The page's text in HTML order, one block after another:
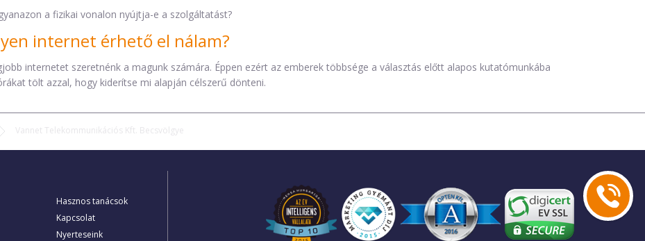
a fizikai vonalon nyújtja-e a szolgáltatást?
internet érhető el nálam?
internetet szeretnénk a magunk számára. Éppen ezért az emberek többsége a választás előtt alapos kutatómunkába
tölt azzal, hogy kiderítse mi alapján célszerű dönteni.
Vannet Telekommunikációs Kft. Becsvölgye
Hasznos tanácsok
Kapcsolat
Nyerteseink